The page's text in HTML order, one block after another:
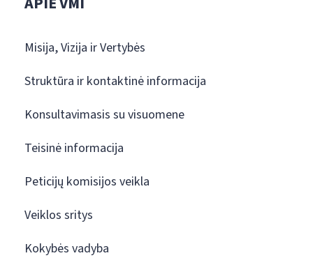
Misija, Vizija ir Vertybės
Struktūra ir kontaktinė informacija
Konsultavimasis su visuomene
Teisinė informacija
Peticijų komisijos veikla
Veiklos sritys
Kokybės vadyba